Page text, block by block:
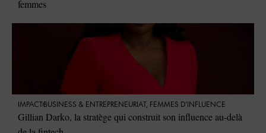
femmes
IMPACT ⁠BUSINESS & ENTREPRENEURIAT, FEMMES D'INFLUENCE
Gillian Darko, la stratège qui construit son influence au-delà